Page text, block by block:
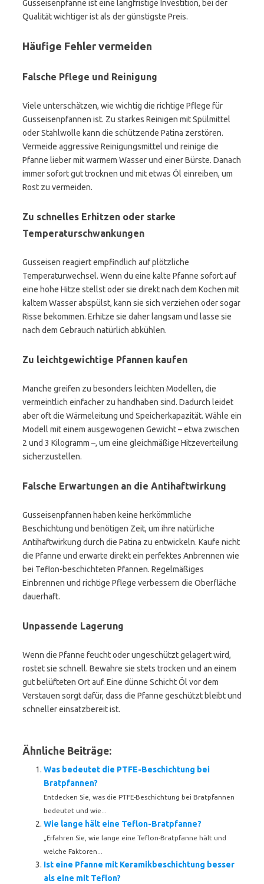
Gusseisenpfanne ist eine langfristige Investition, bei der
Qualität wichtiger ist als der günstigste Preis.
Häufige Fehler vermeiden
Falsche Pflege und Reinigung
Viele unterschätzen, wie wichtig die richtige Pflege für
Gusseisenpfannen ist. Zu starkes Reinigen mit Spülmittel
oder Stahlwolle kann die schützende Patina zerstören.
Vermeide aggressive Reinigungsmittel und reinige die
Pfanne lieber mit warmem Wasser und einer Bürste. Danach
immer sofort gut trocknen und mit etwas Öl einreiben, um
Rost zu vermeiden.
Zu schnelles Erhitzen oder starke
Temperaturschwankungen
Gusseisen reagiert empfindlich auf plötzliche
Temperaturwechsel. Wenn du eine kalte Pfanne sofort auf
eine hohe Hitze stellst oder sie direkt nach dem Kochen mit
kaltem Wasser abspülst, kann sie sich verziehen oder sogar
Risse bekommen. Erhitze sie daher langsam und lasse sie
nach dem Gebrauch natürlich abkühlen.
Zu leichtgewichtige Pfannen kaufen
Manche greifen zu besonders leichten Modellen, die
vermeintlich einfacher zu handhaben sind. Dadurch leidet
aber oft die Wärmeleitung und Speicherkapazität. Wähle ein
Modell mit einem ausgewogenen Gewicht – etwa zwischen
2 und 3 Kilogramm –, um eine gleichmäßige Hitzeverteilung
sicherzustellen.
Falsche Erwartungen an die Antihaftwirkung
Gusseisenpfannen haben keine herkömmliche
Beschichtung und benötigen Zeit, um ihre natürliche
Antihaftwirkung durch die Patina zu entwickeln. Kaufe nicht
die Pfanne und erwarte direkt ein perfektes Anbrennen wie
bei Teflon-beschichteten Pfannen. Regelmäßiges
Einbrennen und richtige Pflege verbessern die Oberfläche
dauerhaft.
Unpassende Lagerung
Wenn die Pfanne feucht oder ungeschützt gelagert wird,
rostet sie schnell. Bewahre sie stets trocken und an einem
gut belüfteten Ort auf. Eine dünne Schicht Öl vor dem
Verstauen sorgt dafür, dass die Pfanne geschützt bleibt und
schneller einsatzbereit ist.
Ähnliche Beiträge:
Was bedeutet die PTFE-Beschichtung bei
Bratpfannen?
Entdecken Sie, was die PTFE-Beschichtung bei Bratpfannen
bedeutet und wie...
Wie lange hält eine Teflon-Bratpfanne?
„Erfahren Sie, wie lange eine Teflon-Bratpfanne hält und
welche Faktoren...
Ist eine Pfanne mit Keramikbeschichtung besser
als eine mit Teflon?